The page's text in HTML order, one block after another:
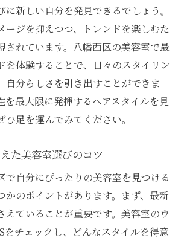
に新しい自分を発見できるでしょう。
ージを抑えつつ、トレンドを楽しむた
されています。八幡西区の美容室で最
を体験することで、日々のスタイリン
自分らしさを引き出すことができま
を最大限に発揮するヘアスタイルを見
足を運んでみてください。
た美容室選びのコツ
で自分にぴったりの美容室を見つける
かのポイントがあります。まず、最新
えていることが重要です。美容室のウ
をチェックし、どんなスタイルを得意